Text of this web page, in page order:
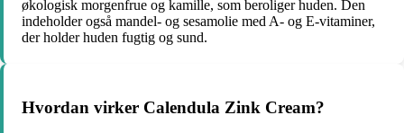
økologisk morgenfrue og kamille, som beroliger huden. Den
indeholder også mandel- og sesamolie med A- og E-vitaminer,
der holder huden fugtig og sund.
Hvordan virker Calendula Zink Cream?